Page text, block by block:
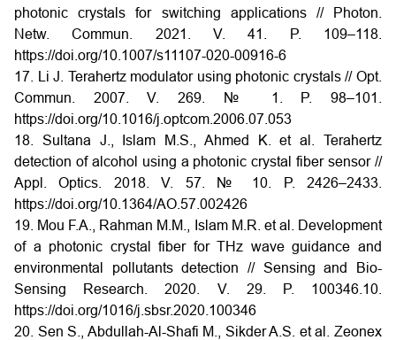
photonic crystals for switching applications // Photon.
Netw. Commun. 2021. V. 41. P. 109–118.
https://doi.org/10.1007/s11107-020-00916-6
17. Li J. Terahertz modulator using photonic crystals // Opt.
Commun. 2007. V. 269. № 1. P. 98–101.
https://doi.org/10.1016/j.optcom.2006.07.053
18. Sultana J., Islam M.S., Ahmed K. et al. Terahertz
detection of alcohol using a photonic crystal fiber sensor //
Appl. Optics. 2018. V. 57. № 10. P. 2426–2433.
https://doi.org/10.1364/AO.57.002426
19. Mou F.A., Rahman M.M., Islam M.R. et al. Development
of a photonic crystal fiber for THz wave guidance and
environmental pollutants detection // Sensing and Bio-
Sensing Research. 2020. V. 29. P. 100346.10.
https://doi.org/1016/j.sbsr.2020.100346
20. Sen S., Abdullah-Al-Shafi M., Sikder A.S. et al. Zeonex